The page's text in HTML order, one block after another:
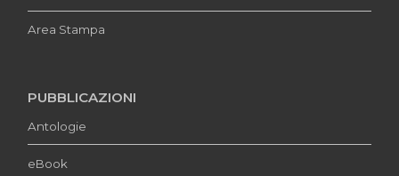
Area Stampa
PUBBLICAZIONI
Antologie
eBook